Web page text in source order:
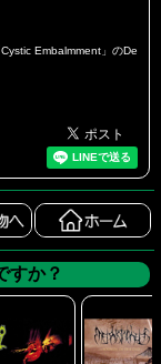
Embalmment」のDe
すか？